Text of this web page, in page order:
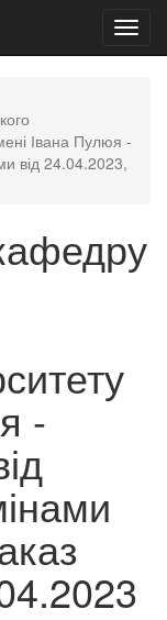
Івана Пулюя -
від 24.04.2023,
-